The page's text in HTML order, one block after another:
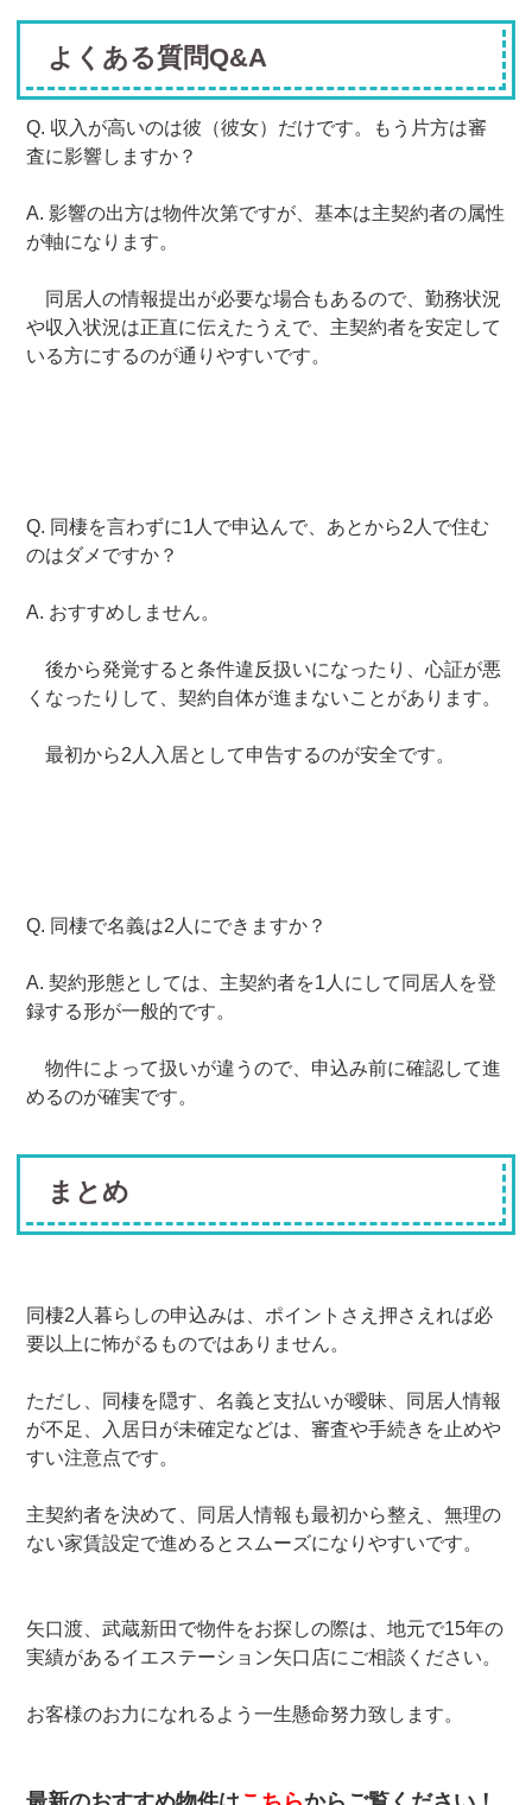
よくある質問Q&A
Q. 収入が高いのは彼（彼女）だけです。もう片方は審
査に影響しますか？
A. 影響の出方は物件次第ですが、基本は主契約者の属性
が軸になります。
同居人の情報提出が必要な場合もあるので、勤務状況
や収入状況は正直に伝えたうえで、主契約者を安定して
いる方にするのが通りやすいです。
Q. 同棲を言わずに1人で申込んで、あとから2人で住む
のはダメですか？
A. おすすめしません。
後から発覚すると条件違反扱いになったり、心証が悪
くなったりして、契約自体が進まないことがあります。
最初から2人入居として申告するのが安全です。
Q. 同棲で名義は2人にできますか？
A. 契約形態としては、主契約者を1人にして同居人を登
録する形が一般的です。
物件によって扱いが違うので、申込み前に確認して進
めるのが確実です。
まとめ
同棲2人暮らしの申込みは、ポイントさえ押さえれば必
要以上に怖がるものではありません。
ただし、同棲を隠す、名義と支払いが曖昧、同居人情報
が不足、入居日が未確定などは、審査や手続きを止めや
すい注意点です。
主契約者を決めて、同居人情報も最初から整え、無理の
ない家賃設定で進めるとスムーズになりやすいです。
矢口渡、武蔵新田で物件をお探しの際は、地元で15年の
実績があるイエステーション矢口店にご相談ください。
お客様のお力になれるよう一生懸命努力致します。